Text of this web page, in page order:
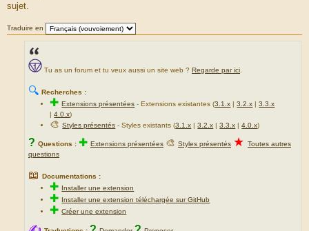
sujet.
Traduire en
Tu as un forum et tu veux aussi un site web ? Regarde par ici
🔍 Recherches :
✚Extensions présentées -Extensions existantes (3.1.x |3.2.x |3.3.x
|4.0.x)
🎨Styles présentés - Styles existants (3.1.x |3.2.x |3.3.x |4.0.x)
? Questions : ✚ Extensions présentées 🎨 Styles présentés ★ Toutes autres
questions
📖 Documentations :
✚ Installer une extension
✚ Installer une extension téléchargée sur GitHub
✚Créer une extension